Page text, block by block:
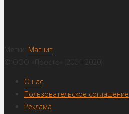
Метки: Магнит
© ООО «Просто» (2004-2020)
О нас
Пользовательское соглашение
Реклама